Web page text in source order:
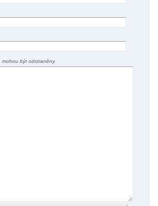
být odstraněny.